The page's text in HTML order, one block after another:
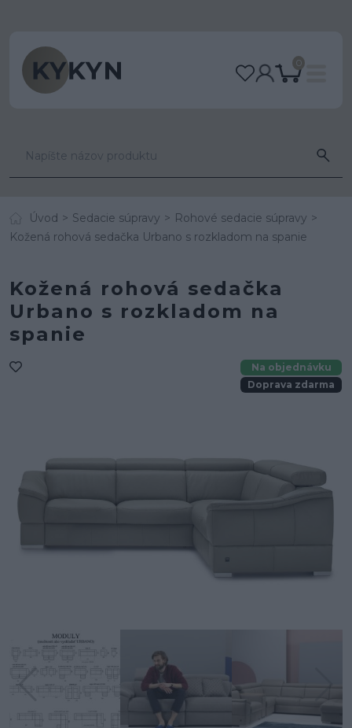
0
Úvod Sedacie súpravy
Rohové sedacie súpravy
Kožená rohová sedačka Urbano s rozkladom na spanie
Kožená rohová sedačka
Urbano s rozkladom na
spanie
Na objednávku
Doprava zdarma